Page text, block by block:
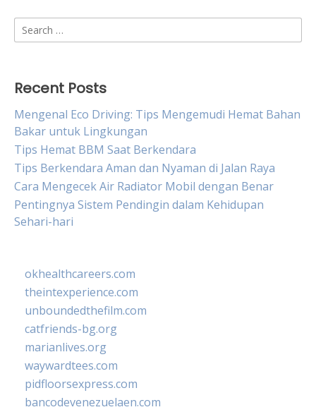
Search
for:
Recent Posts
Mengenal Eco Driving: Tips Mengemudi Hemat Bahan
Bakar untuk Lingkungan
Tips Hemat BBM Saat Berkendara
Tips Berkendara Aman dan Nyaman di Jalan Raya
Cara Mengecek Air Radiator Mobil dengan Benar
Pentingnya Sistem Pendingin dalam Kehidupan
Sehari-hari
okhealthcareers.com
theintexperience.com
unboundedthefilm.com
catfriends-bg.org
marianlives.org
waywardtees.com
pidfloorsexpress.com
bancodevenezuelaen.com